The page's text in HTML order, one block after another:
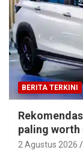
BERITA TERKINI
paling worth
2 Agustus 2026